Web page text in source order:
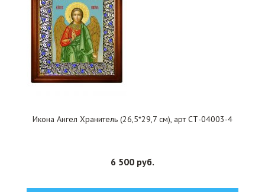
Икона Ангел Хранитель (26,5*29,7 см), арт СТ-04003-4
6 500 руб.